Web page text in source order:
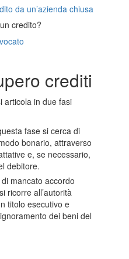
da un’azienda chiusa
credito?
crediti
articola in due fasi
fase si cerca di
bonario, attraverso
e, se necessario,
debitore.
mancato accordo
ricorre all’autorità
titolo esecutivo e
dei beni del